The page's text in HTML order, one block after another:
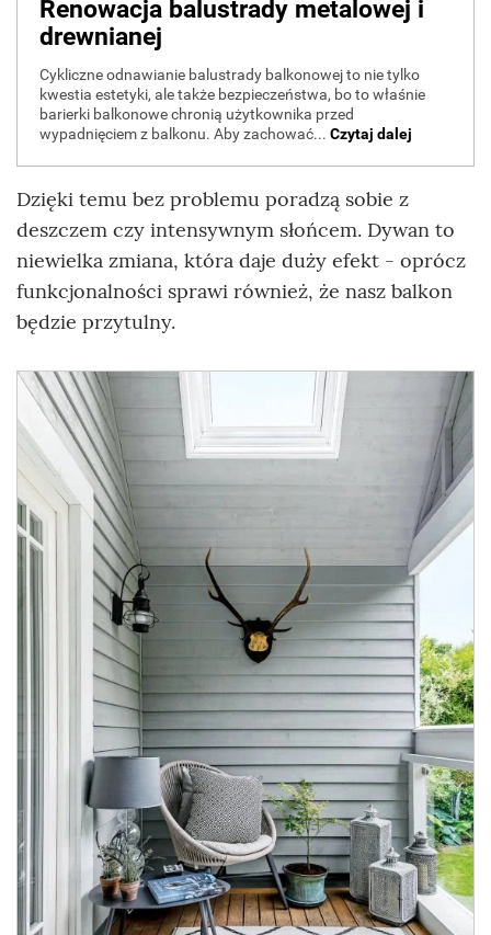
Dzięki temu bez problemu poradzą sobie z
deszczem czy intensywnym słońcem. Dywan to
niewielka zmiana, która daje duży efekt - oprócz
funkcjonalności sprawi również, że nasz balkon
będzie przytulny.